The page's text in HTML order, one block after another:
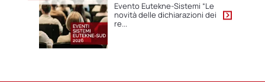
Evento Eutekne-Sistemi “Le
novità delle dichiarazioni dei
re...